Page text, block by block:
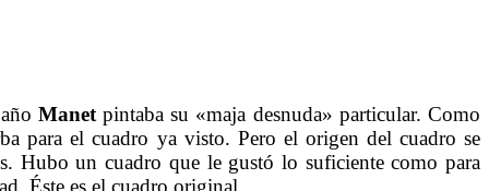
Manetpintaba su «maja desnuda» particular. Como
para el cuadro ya visto. Pero el origen del cuadro se
Hubo un cuadro que le gustó lo suficiente como para
Éste es el cuadro original.